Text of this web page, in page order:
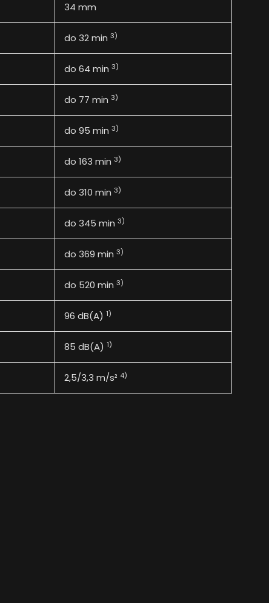
34 mm
do 32 min 3)
do 64 min 3)
do 77 min 3)
do 95 min 3)
do 163 min 3)
do 310 min 3)
do 345 min 3)
do 369 min 3)
do 520 min 3)
96 dB(A) 1)
85 dB(A) 1)
2,5/3,3 m/s² 4)